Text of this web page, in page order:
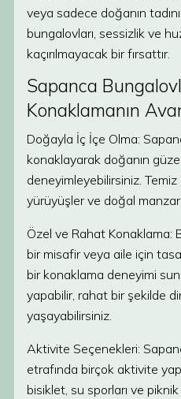
veya sadece doğanın
bungalovları, sessizlik ve
kaçırılmayacak bir fırsattır.
Sapanca
Konaklamanın
Doğayla İç İçe Olma:
konaklayarak doğanın
deneyimleyebilirsiniz.
yürüyüşler ve doğal
Özel ve Rahat Konaklama:
bir misafir veya aile için
bir konaklama deneyimi
yapabilir, rahat bir şekilde
yaşayabilirsiniz.
Aktivite Seçenekleri:
etrafında birçok aktivite
bisiklet, su sporları ve